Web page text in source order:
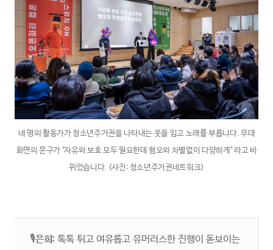
네 명의 활동가가 청소년주거권을 나타내는 옷을 입고 노래를 부릅니다. 무대
화면의 문구가 "자유와 보호 모두 필요한데 혐오와 차별없이 다양하게" 라고 바
뀌었습니다. (사진: 청소년주거권네트워크)
🎙️은희: 톡톡 튀고 여유롭고 유머러스한 진행이 돋보이는